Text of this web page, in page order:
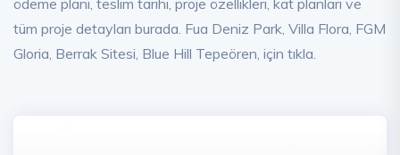
ödeme planı, teslim tarihi, proje özellikleri, kat planları ve
tüm proje detayları burada. Fua Deniz Park, Villa Flora, FGM
Gloria, Berrak Sitesi, Blue Hill Tepeören, için tıkla.